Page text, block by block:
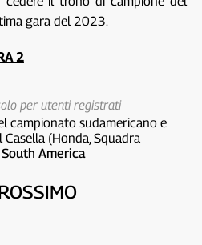
gara del 2023.
2
per utenti registrati
campionato sudamericano e
(Honda, Squadra
South America